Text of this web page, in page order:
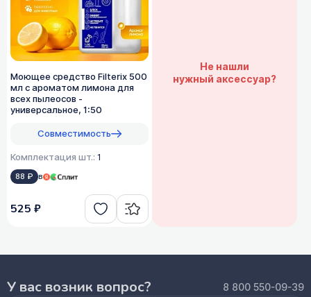
Моющее средство Filterix 500
мл с ароматом лимона для
всех пылеосов -
универсальное, 1:50
Совместимость
Комплектация шт.: 1
88 ₽ в
525 ₽
Не нашли
нужный аксессуар?
У вас возник вопрос? 8 800 550-09-39